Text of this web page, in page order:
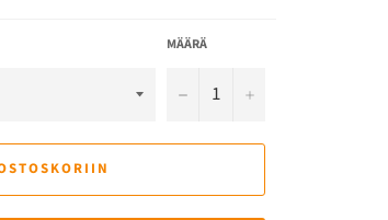
MÄÄRÄ
− +